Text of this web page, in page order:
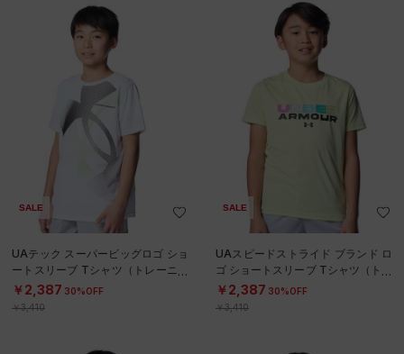
SALE
UAテック スーパービッグロゴ ショ
ートスリーブ Tシャツ（トレーニン
グ/BOYS）
￥2,387 30%OFF
￥3,410
SALE
UAスピードストライド ブランド ロ
ゴ ショートスリーブ Tシャツ（トレ
ーニング/BOYS）
￥2,387 30%OFF
￥3,410